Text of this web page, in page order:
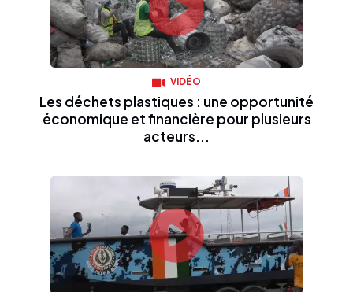
VIDÉO
Les déchets plastiques : une opportunité
économique et financière pour plusieurs
acteurs...